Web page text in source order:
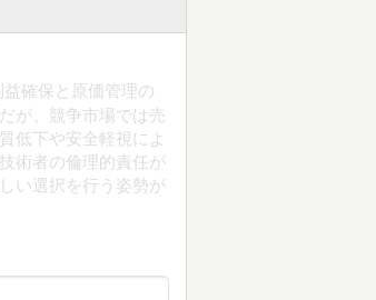
確保と原価管理の
が、競争市場では売
低下や安全軽視によ
術者の倫理的責任が
い選択を行う姿勢が